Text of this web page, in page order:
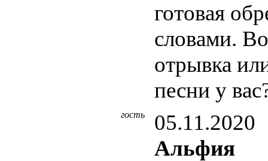
готовая
словами.
отрывка
песни у
гость
05.11.2020
Альфия